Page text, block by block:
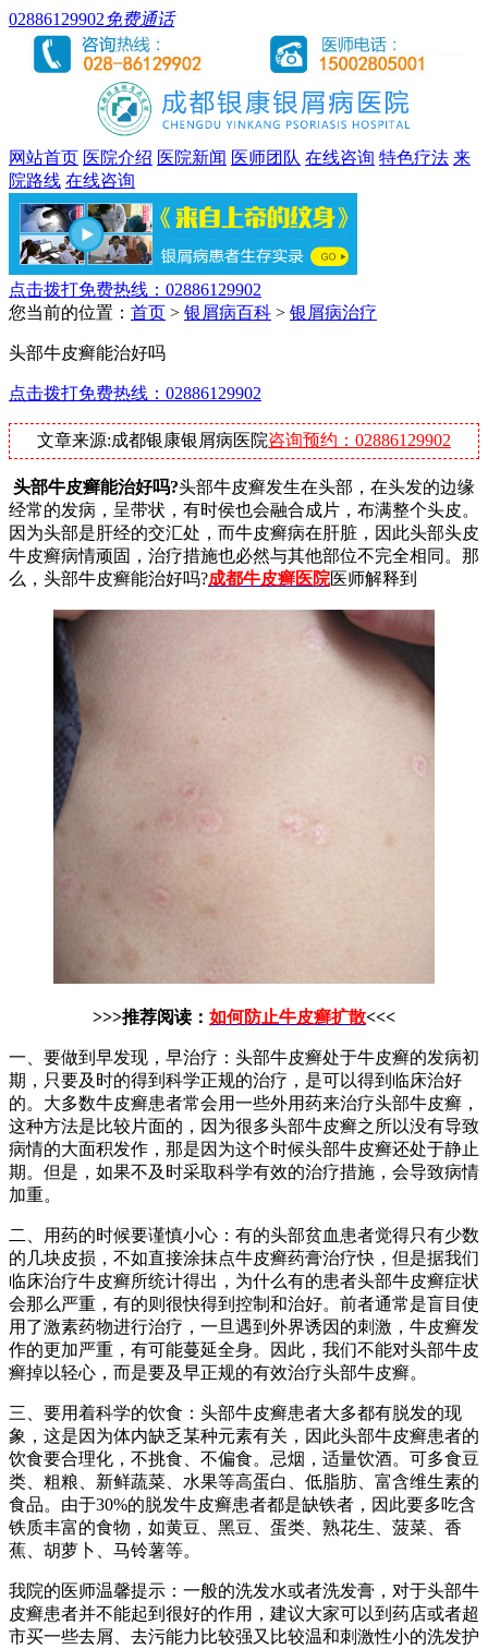
02886129902免费通话
网站首页 医院介绍 医院新闻 医师团队 在线咨询 特色疗法 来
院路线 在线咨询
点击拨打免费热线：02886129902
您当前的位置： 首页 > 银屑病百科 > 银屑病治疗
头部牛皮癣能治好吗
点击拨打免费热线：02886129902
文章来源:成都银康银屑病医院咨询预约：02886129902
头部牛皮癣能治好吗?头部牛皮癣发生在头部，在头发的边缘
经常的发病，呈带状，有时侯也会融合成片，布满整个头皮。
因为头部是肝经的交汇处，而牛皮癣病在肝脏，因此头部头皮
牛皮癣病情顽固，治疗措施也必然与其他部位不完全相同。那
么，头部牛皮癣能治好吗?成都牛皮癣医院医师解释到
>>>推荐阅读： 如何防止牛皮癣扩散<<<
一、要做到早发现，早治疗：头部牛皮癣处于牛皮癣的发病初
期，只要及时的得到科学正规的治疗，是可以得到临床治好
的。大多数牛皮癣患者常会用一些外用药来治疗头部牛皮癣，
这种方法是比较片面的，因为很多头部牛皮癣之所以没有导致
病情的大面积发作，那是因为这个时候头部牛皮癣还处于静止
期。但是，如果不及时采取科学有效的治疗措施，会导致病情
加重。
二、用药的时候要谨慎小心：有的头部贫血患者觉得只有少数
的几块皮损，不如直接涂抹点牛皮癣药膏治疗快，但是据我们
临床治疗牛皮癣所统计得出，为什么有的患者头部牛皮癣症状
会那么严重，有的则很快得到控制和治好。前者通常是盲目使
用了激素药物进行治疗，一旦遇到外界诱因的刺激，牛皮癣发
作的更加严重，有可能蔓延全身。因此，我们不能对头部牛皮
癣掉以轻心，而是要及早正规的有效治疗头部牛皮癣。
三、要用着科学的饮食：头部牛皮癣患者大多都有脱发的现
象，这是因为体内缺乏某种元素有关，因此头部牛皮癣患者的
饮食要合理化，不挑食、不偏食。忌烟，适量饮酒。可多食豆
类、粗粮、新鲜蔬菜、水果等高蛋白、低脂肪、富含维生素的
食品。由于30%的脱发牛皮癣患者都是缺铁者，因此要多吃含
铁质丰富的食物，如黄豆、黑豆、蛋类、熟花生、菠菜、香
蕉、胡萝卜、马铃薯等。
我院的医师温馨提示：一般的洗发水或者洗发膏，对于头部牛
皮癣患者并不能起到很好的作用，建议大家可以到药店或者超
市买一些去屑、去污能力比较强又比较温和刺激性小的洗发护